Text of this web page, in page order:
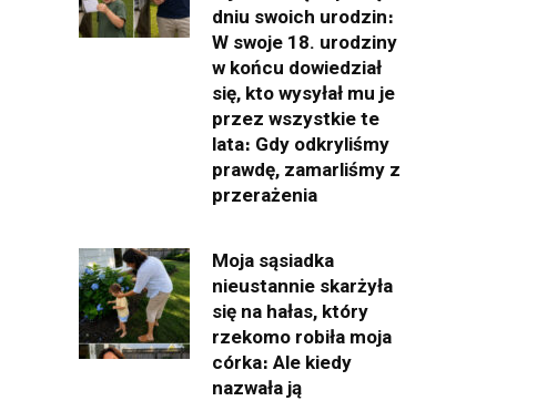
dniu swoich urodzin։
W swoje 18. urodziny
w końcu dowiedział
się, kto wysyłał mu je
przez wszystkie te
lata։ Gdy odkryliśmy
prawdę, zamarliśmy z
przerażenia
Moja sąsiadka
nieustannie skarżyła
się na hałas, który
rzekomo robiła moja
córka։ Ale kiedy
nazwała ją